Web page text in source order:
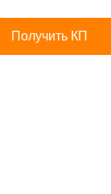
Получить КП